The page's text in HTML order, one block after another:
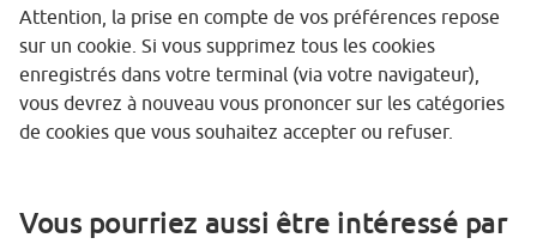
Attention, la prise en compte de vos préférences repose
sur un cookie. Si vous supprimez tous les cookies
enregistrés dans votre terminal (via votre navigateur),
vous devrez à nouveau vous prononcer sur les catégories
de cookies que vous souhaitez accepter ou refuser.
Vous pourriez aussi être intéressé par